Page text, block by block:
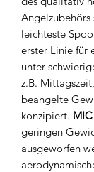
Angelzubehörs
leichteste
erster Linie für
unter
z.B.
beangelte
konzipiert. MIC
geringen
ausgeworfen